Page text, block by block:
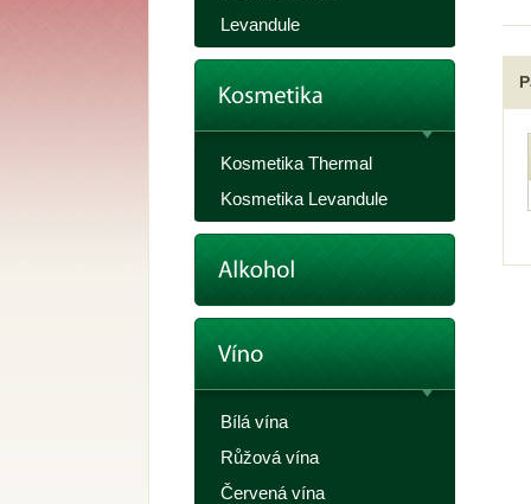
Levandule
Kosmetika Thermal
Kosmetika Levandule
Bílá vína
Růžová vína
Červená vína